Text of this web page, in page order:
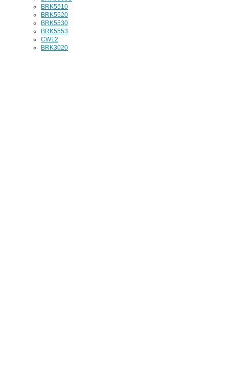
BRK5510
BRK5520
BRK5530
BRK5553
CW12
BRK3020